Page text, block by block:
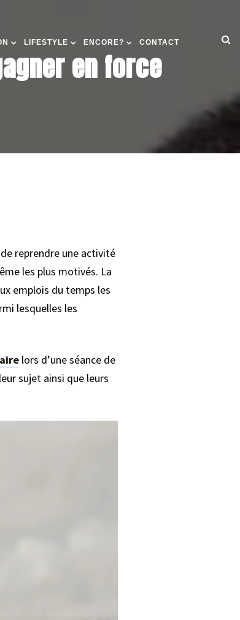
LIFESTYLE ENCORE? CONTACT
en force
reprendre une activité
les plus motivés. La
emplois du temps les
lesquelles les
lors d’une séance de
sujet ainsi que leurs